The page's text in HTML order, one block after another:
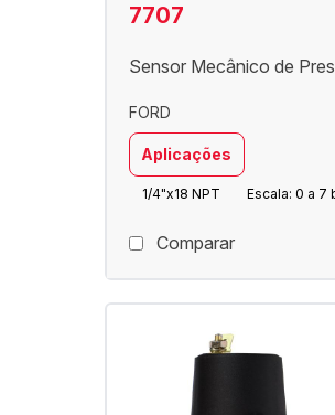
7707
Sensor Mecânico de
FORD
Aplicações
1/4"x18 NPT Escala: 0 a 7
Comparar